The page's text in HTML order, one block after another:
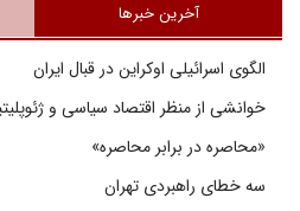
آخرین خبرها
الگوی اسرائیلی اوکراین در قبال ایران
خوانشی از منظر اقتصاد سیاسی و
«محاصره در برابر محاصره»
سه خطای راهبردی تهران